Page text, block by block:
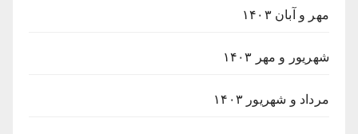
مهر و آبان ۱۴۰۳
شهریور و مهر ۱۴۰۳
مرداد و شهریور ۱۴۰۳